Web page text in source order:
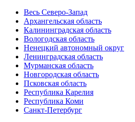
Весь Северо-Запад
Архангельская область
Калининградская область
Вологодская область
Ненецкий автономный округ
Ленинградская область
Мурманская область
Новгородская область
Псковская область
Республика Карелия
Республика Коми
Санкт-Петербург